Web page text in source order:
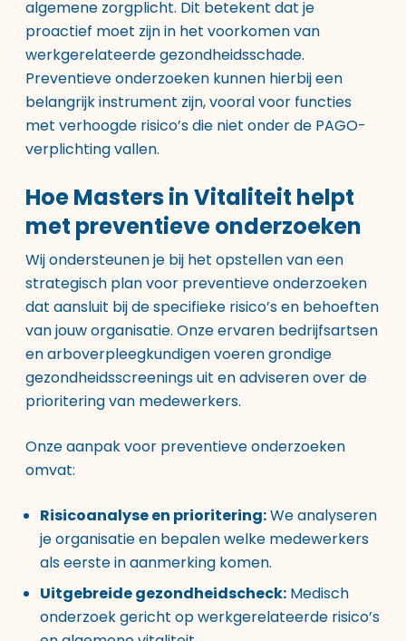
algemene zorgplicht. Dit betekent dat je
proactief moet zijn in het voorkomen van
werkgerelateerde gezondheidsschade.
Preventieve onderzoeken kunnen hierbij een
belangrijk instrument zijn, vooral voor functies
met verhoogde risico’s die niet onder de PAGO-
verplichting vallen.
Hoe Masters in Vitaliteit helpt
met preventieve onderzoeken
Wij ondersteunen je bij het opstellen van een
strategisch plan voor preventieve onderzoeken
dat aansluit bij de specifieke risico’s en behoeften
van jouw organisatie. Onze ervaren bedrijfsartsen
en arboverpleegkundigen voeren grondige
gezondheidsscreenings uit en adviseren over de
prioritering van medewerkers.
Onze aanpak voor preventieve onderzoeken
omvat:
Risicoanalyse en prioritering:We analyseren
je organisatie en bepalen welke medewerkers
als eerste in aanmerking komen.
Uitgebreide gezondheidscheck: Medisch
onderzoek gericht op werkgerelateerde risico’s